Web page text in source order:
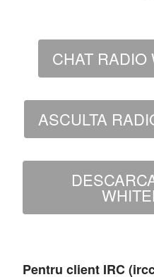
CHAT RADIO
ASCULTA
Pentru client IRC